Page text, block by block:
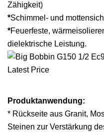
Zähigkeit)
*Schimmel- und
*Feuerfeste,
dielektrische Leistung.
Produktanwendung:
* Rückseite aus Granit,
Steinen zur Verstärkung